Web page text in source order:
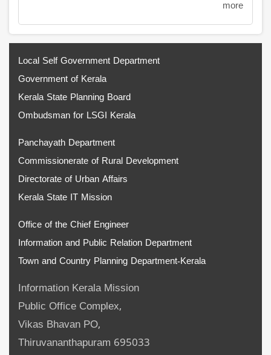
more
Local Self Government Department
Government of Kerala
Kerala State Planning Board
Ombudsman for LSGI Kerala
Panchayath Department
Commissionerate of Rural Development
Directorate of Urban Affairs
Kerala State IT Mission
Office of the Chief Engineer
Information and Public Relation Department
Town and Country Planning Department-Kerala
Information Kerala Mission
Public Office Complex,
Vikas Bhavan PO,
Thiruvananthapuram 695033